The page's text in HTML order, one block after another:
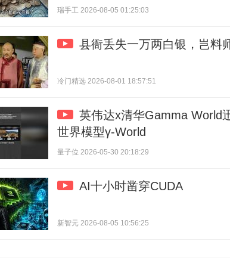
瑞手工 2026-08-05 01:25:03
县衙丢失一万两白银，岂料
冷门精选 2026-08-01 18:57:51
英伟达x清华Gamma World
世界模型γ-World
量子位 2026-05-30 20:18:29
AI十小时凿穿CUDA
新智元 2026-08-05 10:56:25